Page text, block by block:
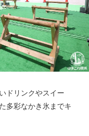
ドリンクやスイー
多彩なかき氷までキ